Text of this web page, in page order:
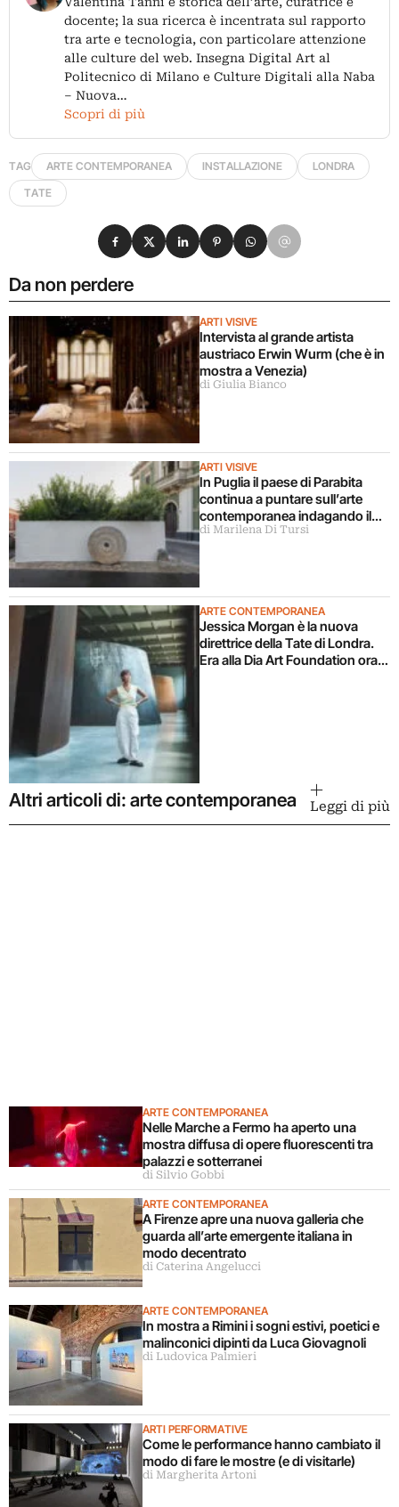
docente; la sua ricerca è incentrata sul rapporto
tra arte e tecnologia, con particolare attenzione
alle culture del web. Insegna Digital Art al
Politecnico di Milano e Culture Digitali alla Naba
– Nuova…
Scopri di più
TAG ARTE CONTEMPORANEA INSTALLAZIONE
LONDRA
TATE
Da non perdere
ARTI VISIVE
Intervista al grande artista
austriaco Erwin Wurm (che è in
mostra a Venezia)
di Giulia Bianco
ARTI VISIVE
In Puglia il paese di Parabita
continua a puntare sull’arte
contemporanea indagando il
sottosuolo
di Marilena Di Tursi
ARTE CONTEMPORANEA
Jessica Morgan è la nuova
direttrice della Tate di Londra.
Era alla Dia Art Foundation ora
Condividi su Facebook
Condividi su X
Condividi su LinkedIn
Condividi su Pinterest
Condividi su WhatsApp
Condividi su Email
Altri articoli di: arte contemporanea Leggi di più
ARTE CONTEMPORANEA
Nelle Marche a Fermo ha aperto una
mostra diffusa di opere fluorescenti tra
palazzi e sotterranei
di Silvio Gobbi
ARTE CONTEMPORANEA
A Firenze apre una nuova galleria che
guarda all’arte emergente italiana in
modo decentrato
di Caterina Angelucci
ARTE CONTEMPORANEA
In mostra a Rimini i sogni estivi, poetici e
malinconici dipinti da Luca Giovagnoli
di Ludovica Palmieri
ARTI PERFORMATIVE
Come le performance hanno cambiato il
modo di fare le mostre (e di visitarle)
di Margherita Artoni